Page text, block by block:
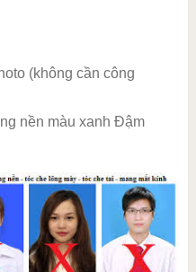
(không cần công
nền màu xanh Đậm